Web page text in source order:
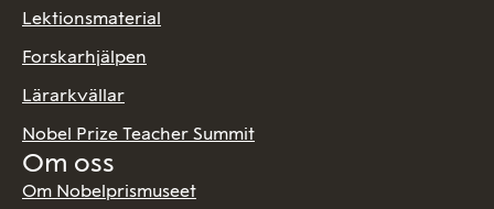
Lektionsmaterial
Forskarhjälpen
Lärarkvällar
Nobel Prize Teacher Summit
Om oss
Om Nobelprismuseet